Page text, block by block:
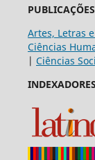
Artes, Letras
Ciências
| Ciências
INDEXADORES